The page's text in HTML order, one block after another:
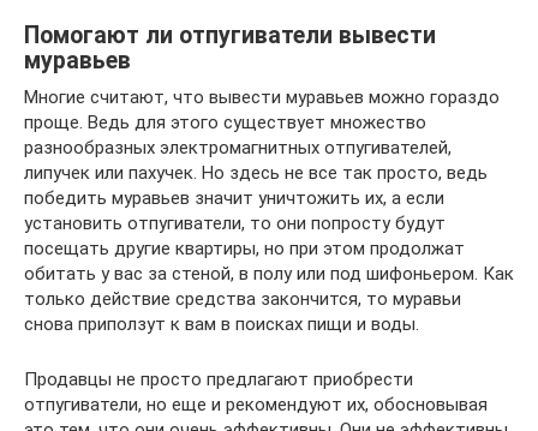
Помогают ли отпугиватели вывести
муравьев
Многие считают, что вывести муравьев можно гораздо
проще. Ведь для этого существует множество
разнообразных электромагнитных отпугивателей,
липучек или пахучек. Но здесь не все так просто, ведь
победить муравьев значит уничтожить их, а если
установить отпугиватели, то они попросту будут
посещать другие квартиры, но при этом продолжат
обитать у вас за стеной, в полу или под шифоньером. Как
только действие средства закончится, то муравьи
снова приползут к вам в поисках пищи и воды.
Продавцы не просто предлагают приобрести
отпугиватели, но еще и рекомендуют их, обосновывая